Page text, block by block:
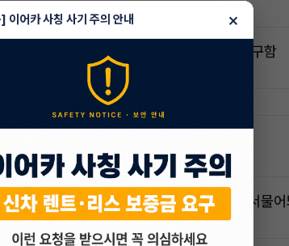
그니처 풀옵 59만원 무보증 무선납 승계자구함
구해봅니다
글 0
차량승계하려고하는데 남은할부나부대비용은어디
전조회 250댓글 1
이어카 사칭 사기 주의 안내 ×